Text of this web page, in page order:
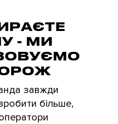
- МИ
завжди
більше,